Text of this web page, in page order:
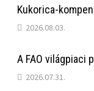
Kukorica-
2026.08.03.
A FAO világpiaci
2026.07.31.